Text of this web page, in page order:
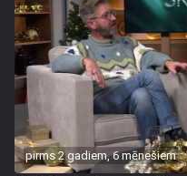
pirms 2 gadiem, 6 mēnešiem